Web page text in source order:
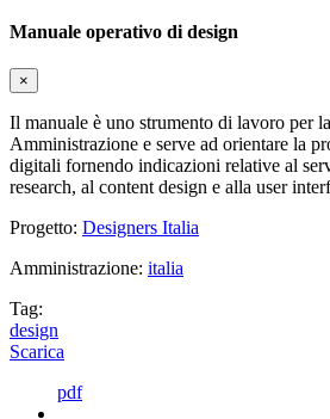
Manuale operativo di design
×
Il manuale è uno strumento di lavoro per
Amministrazione e serve ad orientare la
digitali fornendo indicazioni relative al
research, al content design e alla user
Progetto: Designers Italia
Amministrazione: italia
Tag:
design
Scarica
pdf